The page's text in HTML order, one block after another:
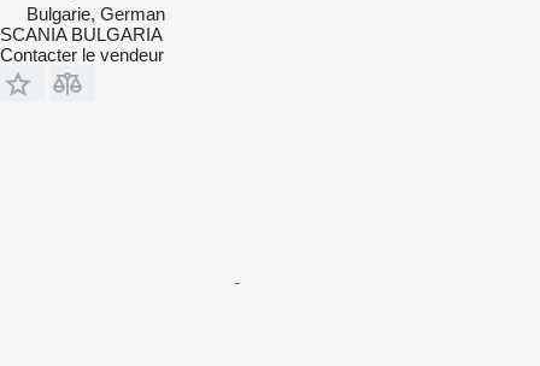
Bulgarie, German
SCANIA BULGARIA
Contacter le vendeur